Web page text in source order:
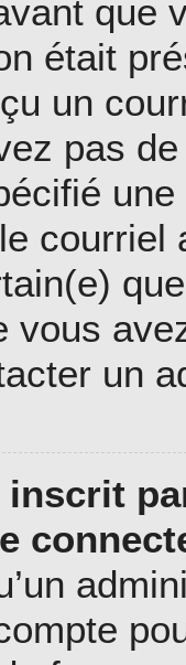
que
était
un
pas
courriel
vous
un
inscrit